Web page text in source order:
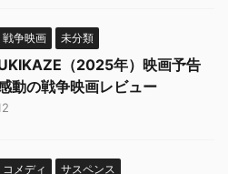
戦争映画 未分類
（2025年）映画予告
動の戦争映画レビュー
コメディ サスペンス